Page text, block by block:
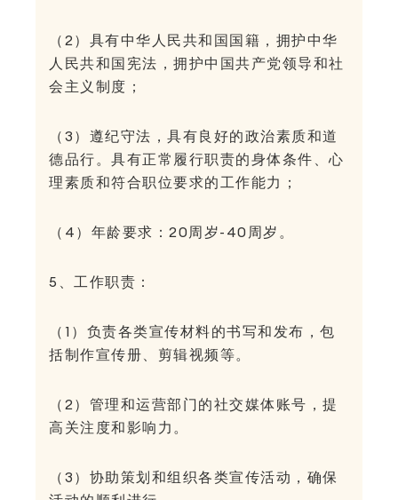
（2）具有中华人民共和国国籍，拥护中华
人民共和国宪法，拥护中国共产党领导和社
会主义制度；
（3）遵纪守法，具有良好的政治素质和道
德品行。具有正常履行职责的身体条件、心
理素质和符合职位要求的工作能力；
（4）年龄要求：20周岁-40周岁。
5、工作职责：
（1）负责各类宣传材料的书写和发布，包
括制作宣传册、剪辑视频等。
（2）管理和运营部门的社交媒体账号，提
高关注度和影响力。
（3）协助策划和组织各类宣传活动，确保